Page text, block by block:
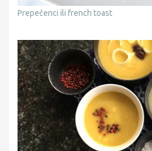
Prepečenci ili french toast